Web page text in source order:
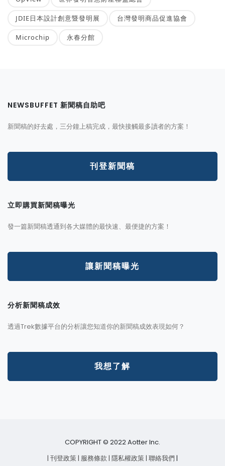
JDIE日本設計創意暨發明展 台灣發明商品促進協會
Microchip 永春分館
NEWSBUFFET 新聞稿自助吧
新聞稿的好去處，三分鐘上稿完成，最快接觸最多讀者的方案！
刊登新聞稿
立即購買新聞稿曝光
發一篇新聞稿透通到各大媒體的最快速、最便捷的方案！
讓新聞稿曝光
分析新聞稿成效
透過Trek數據平台的分析讓您知道你的新聞稿成效表現如何？
我想了解
COPYRIGHT © 2022 Aotter Inc.
| 刊登政策| 服務條款 | 隱私權政策| 聯絡我們 |